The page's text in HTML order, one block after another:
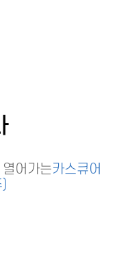
어가는카스큐어